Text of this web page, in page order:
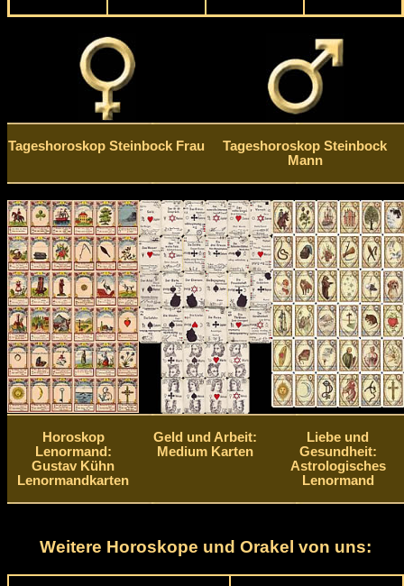
Tageshoroskop Steinbock Frau
Tageshoroskop Steinbock
Mann
Horoskop
Lenormand:
Gustav Kühn
Lenormandkarten
Geld und Arbeit:
Medium Karten
Liebe und
Gesundheit:
Astrologisches
Lenormand
Weitere Horoskope und Orakel von uns: